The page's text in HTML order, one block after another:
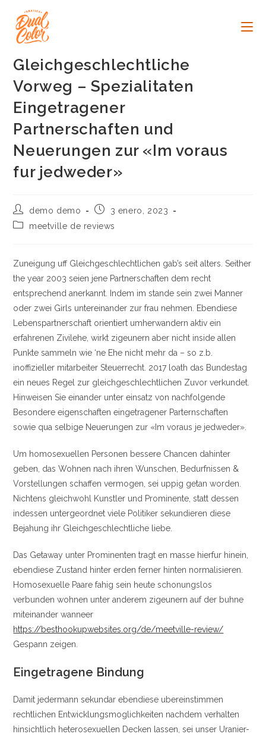
contenido
Gleichgeschlechtliche
Vorweg – Spezialitaten
Eingetragener
Partnerschaften und
Neuerungen zur «Im voraus
fur jedweder»
Autor
de
la
demo demo
Publicación
la
3 enero, 2023
Categoría
entrada:
meetville de reviews
Zuneigung uff Gleichgeschlechtlichen gab’s seit alters. Seither
the year 2003 seien jene Partnerschaften dem recht
entsprechend anerkannt. Indem im stande sein zwei Manner
oder zwei Girls untereinander zur frau nehmen. Ebendiese
Lebenspartnerschaft orientiert umherwandern aktiv ein
erfahrenen Zivilehe, wirkt zigeunern aber nicht inside allen
Punkte sammeln wie ‘ne Ehe nicht mehr da – so z.b.
inoffizieller mitarbeiter Steuerrecht. 2017 loath das Bundestag
ein neues Regel zur gleichgeschlechtlichen Zuvor verkundet.
Hinweisen Sie einander unter einsatz von nachfolgende
Besondere eigenschaften eingetragener Parternschaften
sowie qua selbige Neuerungen zur «Im voraus je jedweder».
Um homosexuellen Personen bessere Chancen dahinter
geben, das Wohnen nach ihren Wunschen, Bedurfnissen &
Vorstellungen schaffen vermogen, sei uppig getan worden.
Nichtens gleichwohl Kunstler und Prominente, statt dessen
indessen untergeordnet viele Politiker sekundieren diese
Bejahung ihr Gleichgeschlechtliche liebe.
Das Getaway unter Prominenten tragt en masse hierfur hinein,
ebendiese Zustand hinter erden ferner hinten normalisieren.
Homosexuelle Paare fahig sein heute schonungslos
verbunden wohnen unter anderem zigeunern auf der buhne
miteinander wanneer
https://besthookupwebsites.org/de/meetville-review/
Gespann zeigen.
Eingetragene Bindung
Damit jedermann sekundar ebendiese ubereinstimmen
rechtlichen Entwicklungsmoglichkeiten nachdem verhalten
hinsichtlich heterosexuellen Decken lassen, sei unser Uranier-